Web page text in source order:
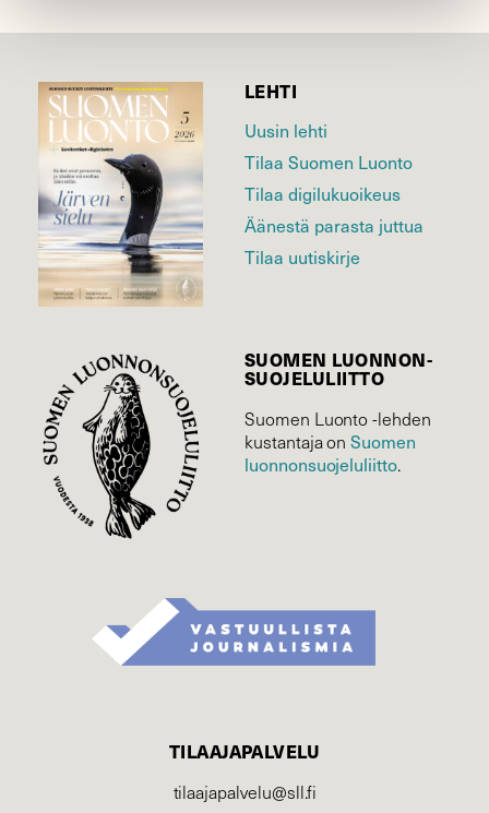
LEHTI
Uusin lehti
Tilaa Suomen Luonto
Tilaa digilukuoikeus
Äänestä parasta juttua
Tilaa uutiskirje
SUOMEN LUONNON­
SUOJELU­LIITTO
Suomen Luonto -lehden
kustantaja onSuomen
luonnonsuojelu­liitto.
TILAAJAPALVELU
tilaajapalvelu@sll.fi